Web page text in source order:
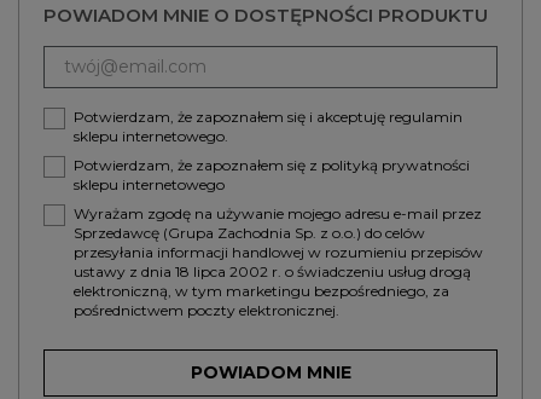
POWIADOM MNIE O DOSTĘPNOŚCI PRODUKTU
Potwierdzam, że zapoznałem się i akceptuję regulamin
sklepu internetowego.
Potwierdzam, że zapoznałem się z polityką prywatności
sklepu internetowego
Wyrażam zgodę na używanie mojego adresu e-mail przez
Sprzedawcę (Grupa Zachodnia Sp. z o.o.) do celów
przesyłania informacji handlowej w rozumieniu przepisów
ustawy z dnia 18 lipca 2002 r. o świadczeniu usług drogą
elektroniczną, w tym marketingu bezpośredniego, za
pośrednictwem poczty elektronicznej.
POWIADOM MNIE